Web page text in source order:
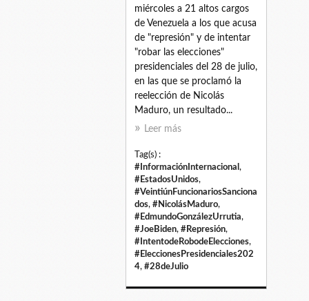
miércoles a 21 altos cargos
de Venezuela a los que acusa
de "represión" y de intentar
"robar las elecciones"
presidenciales del 28 de julio,
en las que se proclamó la
reelección de Nicolás
Maduro, un resultado...
Leer más
Tag(s) :
#InformaciónInternacional ,
#EstadosUnidos,
#VeintiúnFuncionariosSanciona
dos, #NicolásMaduro,
#EdmundoGonzálezUrrutia,
#JoeBiden, #Represión,
#IntentodeRobodeElecciones,
#EleccionesPresidenciales202
4, #28deJulio